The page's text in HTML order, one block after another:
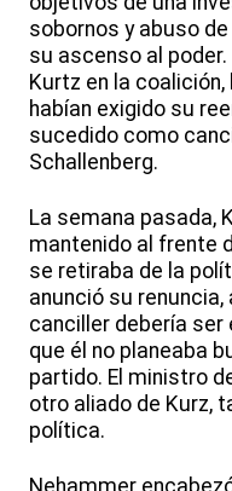
sobornos y abuso
su ascenso al
Kurtz en la
habían exigido su
sucedido como
Schallenberg.
La semana pasada,
mantenido al frente
se retiraba de la
anunció su renuncia,
canciller debería ser
que él no planeaba
partido. El ministro
otro aliado de Kurz,
política.